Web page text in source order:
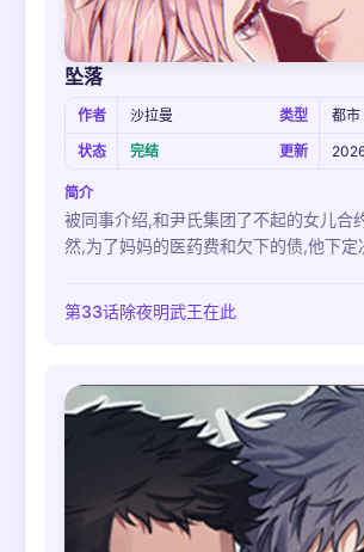
坠落
作者 沙拉曼 类型
都市
状态
完结 更新
简介
被同事介绍,和尹氏集团了不起的女儿合
然,为了妈妈的医药费和欠下的债,他下定
里有足以让他的婚礼取消的他过去把柄的
第33话除夜明武王在此